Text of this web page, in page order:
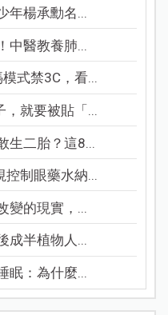
年楊承勳名...
中醫教養肺...
式禁3C，看...
，就要被貼「...
生二胎？這8...
控制眼藥水納...
變的現實，...
成半植物人...
眠：為什麼...